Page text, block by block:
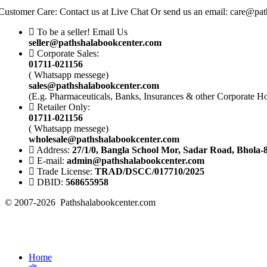
Care: Contact us at Live Chat Or send us an email:
To be a seller! Email Us
seller@pathshalabookcenter.com
Corporate Sales:
01711-021156
( Whatsapp messege)
sales@pathshalabookcenter.com
(E.g. Pharmaceuticals, Banks, Insurances & other Corporate
Retailer Only:
01711-021156
( Whatsapp messege)
wholesale@pathshalabookcenter.com
Address: 27/1/0, Bangla School Mor, Sadar Road, Bhola-
E-mail: admin@pathshalabookcenter.com
Trade License: TRAD/DSCC/017710/2025
DBID: 568655958
© 2007-2026 Pathshalabookcenter.com
Home